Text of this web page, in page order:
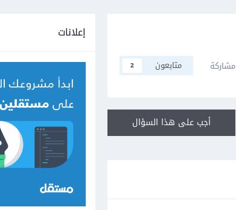
مشاركة متابعون 2
أجب على هذا السؤال
إعلانات